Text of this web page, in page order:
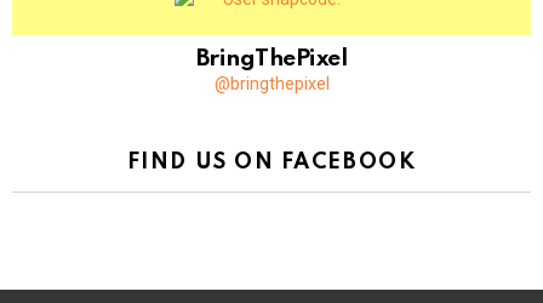
BringThePixel
@bringthepixel
FIND US ON FACEBOOK